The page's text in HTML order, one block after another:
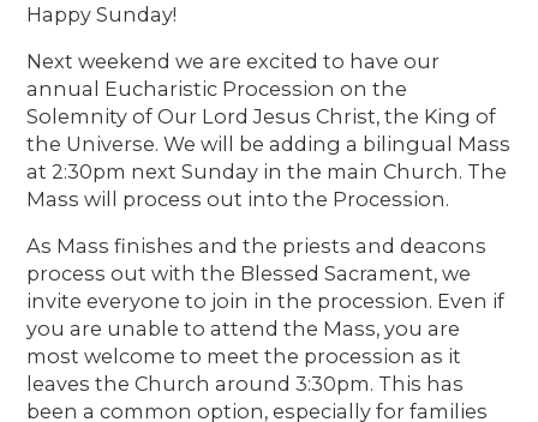
Happy Sunday!
Next weekend we are excited to have our
annual Eucharistic Procession on the
Solemnity of Our Lord Jesus Christ, the King of
the Universe. We will be adding a bilingual Mass
at 2:30pm next Sunday in the main Church. The
Mass will process out into the Procession.
As Mass finishes and the priests and deacons
process out with the Blessed Sacrament, we
invite everyone to join in the procession. Even if
you are unable to attend the Mass, you are
most welcome to meet the procession as it
leaves the Church around 3:30pm. This has
been a common option, especially for families